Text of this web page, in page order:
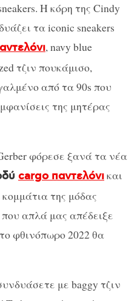
Η κόρη της Cindy
τα iconic sneakers
, navy blue
τζιν πουκάμισο,
από τα 90s που
της μητέρας
φόρεσε ξανά τα νέα
cargo παντελόνικαι
της μόδας
απλά μας απέδειξε
φθινόπωρο 2022 θα
με baggy τζιν